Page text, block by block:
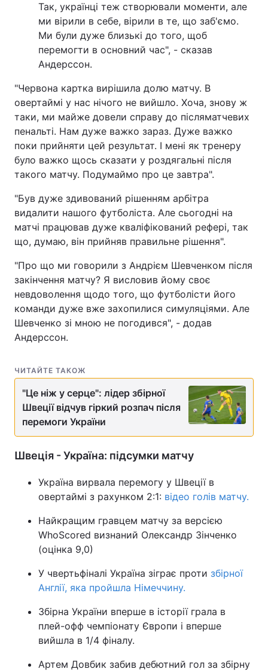
Тема оформлення
Так, українці теж створювали моменти, але
ми вірили в себе, вірили в те, що заб'ємо.
Ми були дуже близькі до того, щоб
перемогти в основний час", - сказав
Андерссон.
"Червона картка вирішила долю матчу. В
овертаймі у нас нічого не вийшло. Хоча, знову ж
таки, ми майже довели справу до післяматчевих
пенальті. Нам дуже важко зараз. Дуже важко
поки прийняти цей результат. І мені як тренеру
було важко щось сказати у роздягальні після
такого матчу. Подумаймо про це завтра".
"Був дуже здивований рішенням арбітра
видалити нашого футболіста. Але сьогодні на
матчі працював дуже кваліфікований рефері, так
що, думаю, він прийняв правильне рішення".
"Про що ми говорили з Андрієм Шевченком після
закінчення матчу? Я висловив йому своє
невдоволення щодо того, що футболісти його
команди дуже вже захопилися симуляціями. Але
Шевченко зі мною не погодився", - додав
Андерссон.
ЧИТАЙТЕ ТАКОЖ
"Це ніж у серце": лідер збірної
Швеції відчув гіркий розпач після
перемоги України
Швеція - Україна: підсумки матчу
Україна вирвала перемогу у Швеції в
овертаймі з рахунком 2:1: відео голів матчу.
Найкращим гравцем матчу за версією
WhoScored визнаний Олександр Зінченко
(оцінка 9,0)
У чвертьфіналі Україна зіграє проти збірної
Англії, яка пройшла Німеччину.
Збірна України вперше в історії грала в
плей-офф чемпіонату Європи і вперше
вийшла в 1/4 фіналу.
Артем Довбик забив дебютний гол за збірну